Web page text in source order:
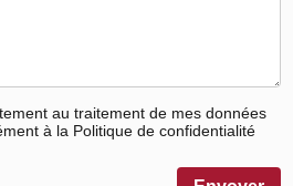
au traitement de mes données
à la Politique de confidentialité